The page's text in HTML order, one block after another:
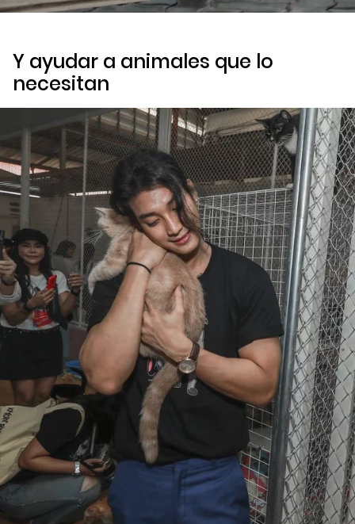
Y ayudar a animales que lo
necesitan